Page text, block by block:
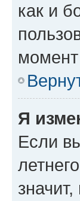
как и
момент
Я
Если